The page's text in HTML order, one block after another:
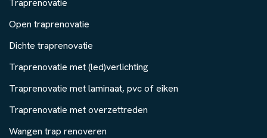
Traprenovatie
Open traprenovatie
Dichte traprenovatie
Traprenovatie met (led)verlichting
Traprenovatie met laminaat, pvc of eiken
Traprenovatie met overzettreden
Wangen trap renoveren